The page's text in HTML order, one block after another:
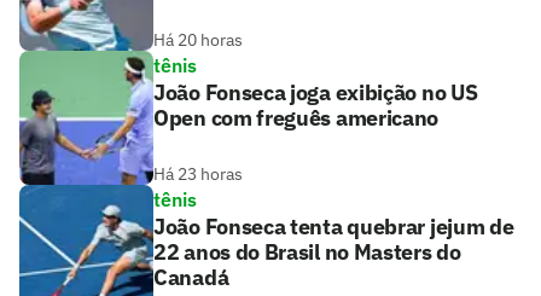
Há 20 horas
tênis
João Fonseca joga exibição no US
Open com freguês americano
Há 23 horas
tênis
João Fonseca tenta quebrar jejum de
22 anos do Brasil no Masters do
Canadá